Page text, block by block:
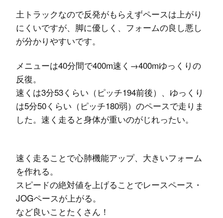
土トラックなので反発がもらえずペースは上がり
にくいですが、脚に優しく、フォームの良し悪し
が分かりやすいです。
メニューは40分間で400m速く→400mゆっくりの
反復。
速くは3分53くらい（ピッチ194前後）、ゆっくり
は5分50くらい（ピッチ180弱）のペースで走りま
した。速く走ると身体が重いのがじれったい。
速く走ることで心肺機能アップ、大きいフォーム
を作れる。
スピードの絶対値を上げることでレースペース・
JOGペースが上がる。
など良いことたくさん！